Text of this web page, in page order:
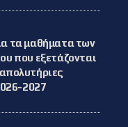
τα μαθήματα των
που εξετάζονται
2027